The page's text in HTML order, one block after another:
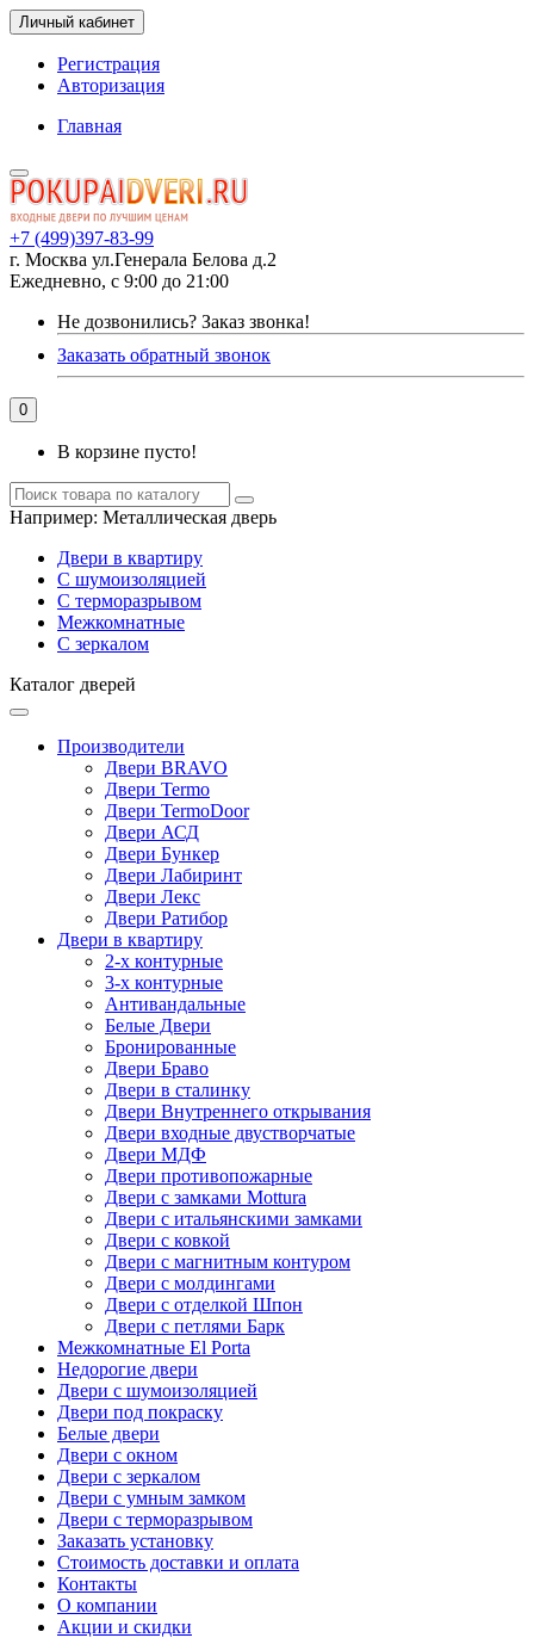
Личный кабинет
Регистрация
Авторизация
Главная
+7 (499)397-83-99
г. Москва ул.Генерала Белова д.2
Ежедневно, с 9:00 до 21:00
Не дозвонились? Заказ звонка!
Заказать обратный звонок
0
В корзине пусто!
Например: Металлическая дверь
Двери в квартиру
С шумоизоляцией
С терморазрывом
Межкомнатные
С зеркалом
Каталог дверей
Производители
Двери BRAVO
Двери Termo
Двери TermoDoor
Двери АСД
Двери Бункер
Двери Лабиринт
Двери Лекс
Двери Ратибор
Двери в квартиру
2-х контурные
3-х контурные
Антивандальные
Белые Двери
Бронированные
Двери Браво
Двери в сталинку
Двери Внутреннего открывания
Двери входные двустворчатые
Двери МДФ
Двери противопожарные
Двери с замками Mottura
Двери с итальянскими замками
Двери с ковкой
Двери с магнитным контуром
Двери с молдингами
Двери с отделкой Шпон
Двери с петлями Барк
Межкомнатные El Porta
Недорогие двери
Двери с шумоизоляцией
Двери под покраску
Белые двери
Двери с окном
Двери с зеркалом
Двери с умным замком
Двери с терморазрывом
Заказать установку
Стоимость доставки и оплата
Контакты
О компании
Акции и скидки